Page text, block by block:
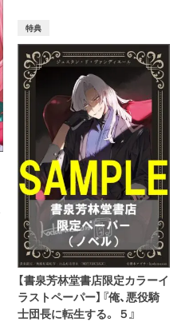
特典
【書泉芳林堂書店限定カラーイ
ラストペーパー】『俺、悪役騎
士団長に転生する。 ５』